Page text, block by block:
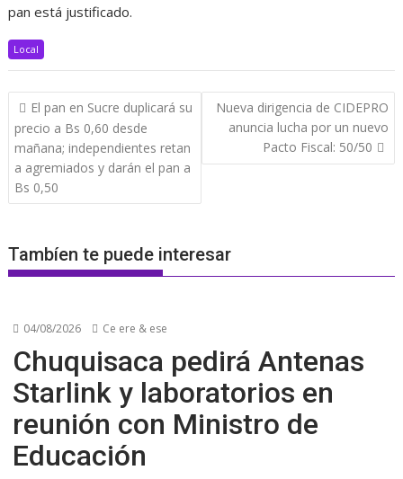
pan está justificado.
Local
Navegación
de
entradas
El pan en Sucre duplicará su
precio a Bs 0,60 desde
mañana; independientes retan
a agremiados y darán el pan a
Bs 0,50
Nueva dirigencia de CIDEPRO
anuncia lucha por un nuevo
Pacto Fiscal: 50/50
Tambíen te puede interesar
04/08/2026 Ce ere & ese
Chuquisaca pedirá Antenas
Starlink y laboratorios en
reunión con Ministro de
Educación